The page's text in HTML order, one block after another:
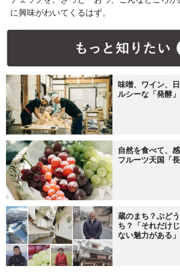
に興味がわいてくるはず。
味噌、ワイン、
ルシーな「発酵
自然を食べて、
フルーツ天国「
蔵のまち？ぶど
ち？「それだけ
ない魅力がある」